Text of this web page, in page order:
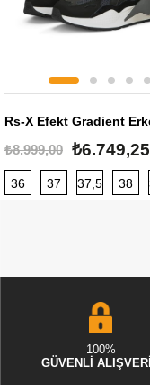
₺8.999,00 ₺6.749,25
36 37 37,5 38
100%
GÜVENLİ